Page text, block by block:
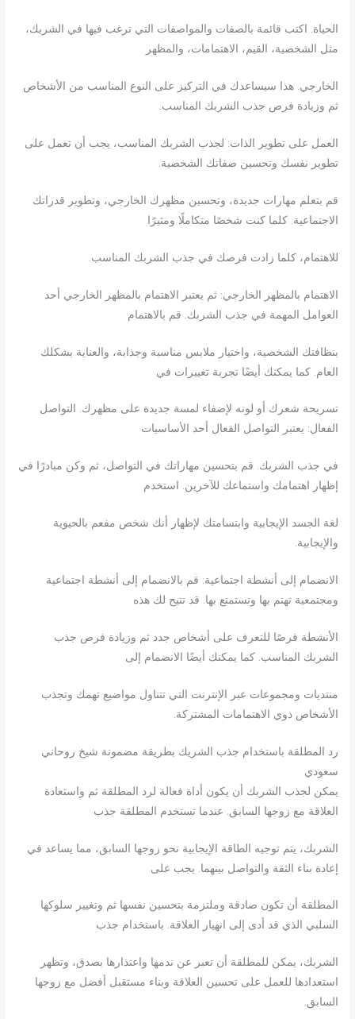
الحياة. اكتب قائمة بالصفات والمواصفات التي ترغب فيها في الشريك،
مثل الشخصية، القيم، الاهتمامات، والمظهر
الخارجي. هذا سيساعدك في التركيز على النوع المناسب من الأشخاص
ثم وزيادة فرص جذب الشربك المناسب.
العمل على تطوير الذات: لجذب الشربك المناسب، يجب أن تعمل على
تطوير نفسك وتحسين صفاتك الشخصية.
قم بتعلم مهارات جديدة، وتحسين مظهرك الخارجي، وتطوير قدراتك
الاجتماعية. كلما كنت شخصًا متكاملًا ومثيرًا
للاهتمام، كلما زادت فرصك في جذب الشربك المناسب.
الاهتمام بالمظهر الخارجي: ثم يعتبر الاهتمام بالمظهر الخارجي أحد
العوامل المهمة في جذب الشربك. قم بالاهتمام
بنظافتك الشخصية، واختيار ملابس مناسبة وجذابة، والعناية بشكلك
العام. كما يمكنك أيضًا تجربة تغييرات في
تسريحة شعرك أو لونه لإضفاء لمسة جديدة على مظهرك. التواصل
الفعال: يعتبر التواصل الفعال أحد الأساسيات
في جذب الشربك. قم بتحسين مهاراتك في التواصل، ثم وكن مبادرًا في
إظهار اهتمامك واستماعك للآخرين. استخدم
لغة الجسد الإيجابية وابتسامتك لإظهار أنك شخص مفعم بالحيوية
والإيجابية.
الانضمام إلى أنشطة اجتماعية: قم بالانضمام إلى أنشطة اجتماعية
ومجتمعية تهتم بها وتستمتع بها. قد تتيح لك هذه
الأنشطة فرصًا للتعرف على أشخاص جدد ثم وزيادة فرص جذب
الشربك المناسب. كما يمكنك أيضًا الانضمام إلى
منتديات ومجموعات عبر الإنترنت التي تتناول مواضيع تهمك وتجذب
الأشخاص ذوي الاهتمامات المشتركة.
رد المطلقة باستخدام جذب الشريك بطريقة مضمونة شيخ روحاني
سعودي
يمكن لجذب الشربك أن يكون أداة فعالة لرد المطلقة ثم واستعادة
العلاقة مع زوجها السابق. عندما تستخدم المطلقة جذب
الشربك، يتم توجيه الطاقة الإيجابية نحو زوجها السابق، مما يساعد في
إعادة بناء الثقة والتواصل بينهما. يجب على
المطلقة أن تكون صادقة وملتزمة بتحسين نفسها ثم وتغيير سلوكها
السلبي الذي قد أدى إلى انهيار العلاقة. باستخدام جذب
الشربك، يمكن للمطلقة أن تعبر عن ندمها واعتذارها بصدق، وتظهر
استعدادها للعمل على تحسين العلاقة وبناء مستقبل أفضل مع زوجها
السابق.